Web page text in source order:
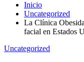
Inicio
Uncategorized
La Clínica
facial en Estados
Uncategorized